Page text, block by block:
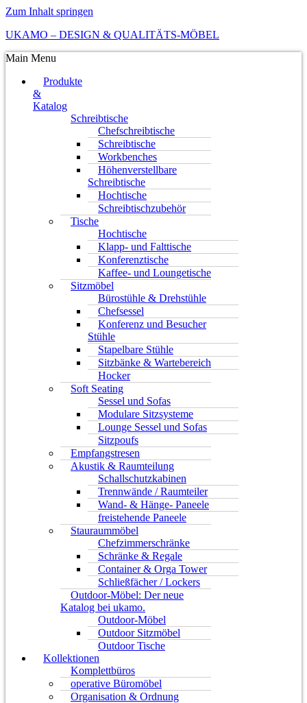
Zum Inhalt springen
UKAMO – DESIGN & QUALITÄTS-MÖBEL
Main Menu
Produkte
&
Katalog
Schreibtische
Chefschreibtische
Schreibtische
Workbenches
Höhenverstellbare
Schreibtische
Hochtische
Schreibtischzubehör
Tische
Hochtische
Klapp- und Falttische
Konferenztische
Kaffee- und Loungetische
Sitzmöbel
Bürostühle & Drehstühle
Chefsessel
Konferenz und Besucher
Stühle
Stapelbare Stühle
Sitzbänke & Wartebereich
Hocker
Soft Seating
Sessel und Sofas
Modulare Sitzsysteme
Lounge Sessel und Sofas
Sitzpoufs
Empfangstresen
Akustik & Raumteilung
Schallschutzkabinen
Trennwände / Raumteiler
Wand- & Hänge- Paneele
freistehende Paneele
Stauraummöbel
Chefzimmerschränke
Schränke & Regale
Container & Orga Tower
Schließfächer / Lockers
Outdoor-Möbel: Der neue
Katalog bei ukamo.
Outdoor-Möbel
Outdoor Sitzmöbel
Outdoor Tische
Kollektionen
Komplettbüros
operative Büromöbel
Organisation & Ordnung